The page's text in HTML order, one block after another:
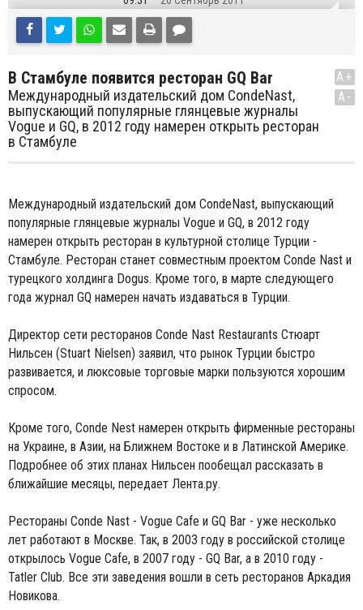
В Стамбуле появится ресторан GQ Bar
Международный издательский дом CondeNast,
выпускающий популярные глянцевые журналы
Vogue и GQ, в 2012 году намерен открыть ресторан
в Стамбуле
A+
A-
Международный издательский дом CondeNast, выпускающий
популярные глянцевые журналы Vogue и GQ, в 2012 году
намерен открыть ресторан в культурной столице Турции -
Стамбуле. Ресторан станет совместным проектом Conde Nast и
турецкого холдинга Dogus. Кроме того, в марте следующего
года журнал GQ намерен начать издаваться в Турции.
Директор сети ресторанов Conde Nast Restaurants Стюарт
Нильсен (Stuart Nielsen) заявил, что рынок Турции быстро
развивается, и люксовые торговые марки пользуются хорошим
спросом.
Кроме того, Conde Nest намерен открыть фирменные рестораны
на Украине, в Азии, на Ближнем Востоке и в Латинской Америке.
Подробнее об этих планах Нильсен пообещал рассказать в
ближайшие месяцы, передает Лента.ру.
Рестораны Conde Nast - Vogue Cafe и GQ Bar - уже несколько
лет работают в Москве. Так, в 2003 году в российской столице
открылось Vogue Cafe, в 2007 году - GQ Bar, а в 2010 году -
Tatler Club. Все эти заведения вошли в сеть ресторанов Аркадия
Новикова.